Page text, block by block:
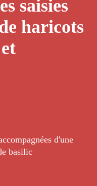
saisies
haricots
d'une
basilic